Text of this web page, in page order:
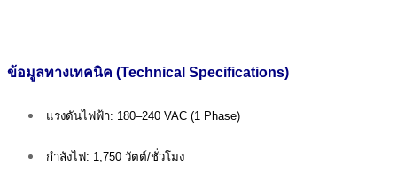
ข้อมูลทางเทคนิค (Technical Specifications)
แรงดันไฟฟ้า: 180–240 VAC (1 Phase)
กำลังไฟ: 1,750 วัตต์/ชั่วโมง